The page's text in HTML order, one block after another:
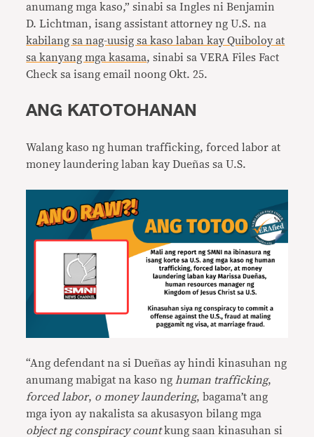
anumang mga kaso,” sinabi sa Ingles ni Benjamin
D. Lichtman, isang assistant attorney ng U.S. na
kabilang sa nag-uusig sa kaso laban kay Quiboloy at
sa kanyang mga kasama, sinabi sa VERA Files Fact
Check sa isang email noong Okt. 25.
ANG KATOTOHANAN
Walang kaso ng human trafficking, forced labor at
money laundering laban kay Dueñas sa U.S.
“Ang defendant na si Dueñas ay hindi kinasuhan ng
anumang mabigat na kaso ng human trafficking,
forced labor, o money laundering, bagama’t ang
mga iyon ay nakalista sa akusasyon bilang mga
object ng conspiracy count kung saan kinasuhan si